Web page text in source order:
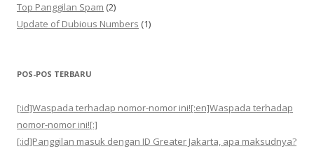
Top Panggilan Spam (2)
Update of Dubious Numbers (1)
POS-POS TERBARU
[:id]Waspada terhadap nomor-nomor ini![:en]Waspada terhadap
nomor-nomor ini![:]
[:id]Panggilan masuk dengan ID Greater Jakarta, apa maksudnya?